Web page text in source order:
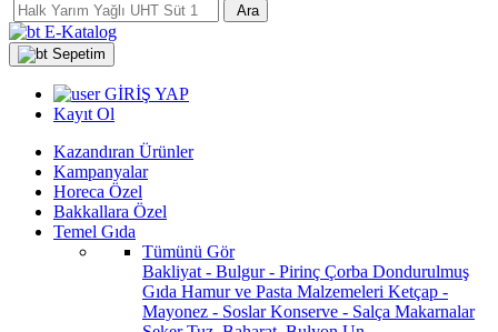
Ara
E-Katalog
Sepetim
GİRİŞ YAP
Kayıt Ol
Kazandıran Ürünler
Kampanyalar
Horeca Özel
Bakkallara Özel
Temel Gıda
Tümünü Gör
Bakliyat - Bulgur - Pirinç Çorba Dondurulmuş
Gıda Hamur ve Pasta Malzemeleri Ketçap -
Mayonez - SoslarKonserve - Salça Makarnalar